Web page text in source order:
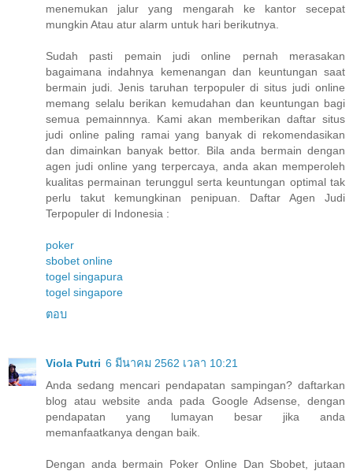
menemukan jalur yang mengarah ke kantor secepat
mungkin Atau atur alarm untuk hari berikutnya.
Sudah pasti pemain judi online pernah merasakan
bagaimana indahnya kemenangan dan keuntungan saat
bermain judi. Jenis taruhan terpopuler di situs judi online
memang selalu berikan kemudahan dan keuntungan bagi
semua pemainnnya. Kami akan memberikan daftar situs
judi online paling ramai yang banyak di rekomendasikan
dan dimainkan banyak bettor. Bila anda bermain dengan
agen judi online yang terpercaya, anda akan memperoleh
kualitas permainan terunggul serta keuntungan optimal tak
perlu takut kemungkinan penipuan. Daftar Agen Judi
Terpopuler di Indonesia :
poker
sbobet online
togel singapura
togel singapore
ตอบ
Viola Putri 6 มีนาคม 2562 เวลา 10:21
Anda sedang mencari pendapatan sampingan? daftarkan
blog atau website anda pada Google Adsense, dengan
pendapatan yang lumayan besar jika anda
memanfaatkanya dengan baik.
Dengan anda bermain Poker Online Dan Sbobet, jutaan